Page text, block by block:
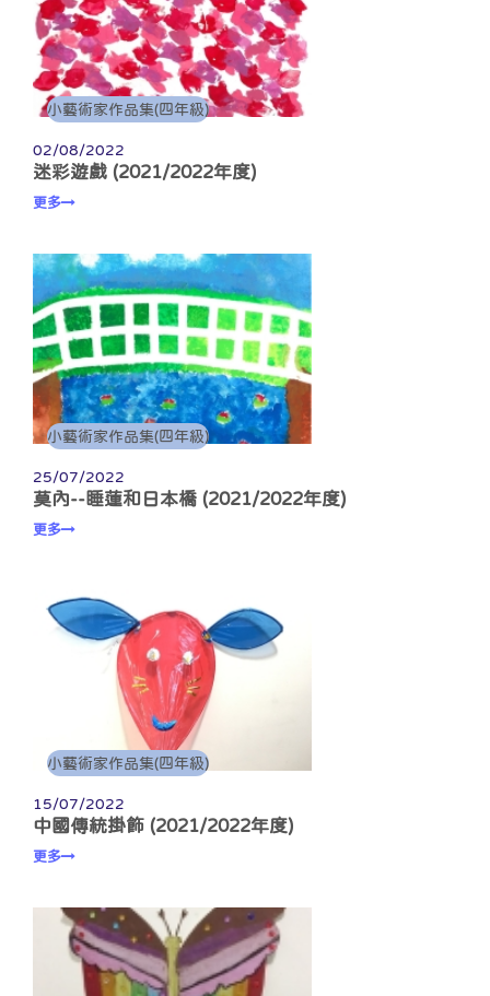
小藝術家作品集(四年級)
02/08/2022
迷彩遊戲 (2021/2022年度)
更多
小藝術家作品集(四年級)
25/07/2022
莫內--睡蓮和日本橋 (2021/2022年度)
更多
小藝術家作品集(四年級)
15/07/2022
中國傳統掛飾 (2021/2022年度)
更多